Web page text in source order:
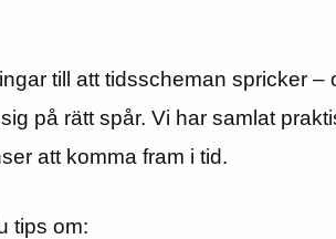
till att tidsscheman spricker –
på rätt spår. Vi har samlat
att komma fram i tid.
tips om: